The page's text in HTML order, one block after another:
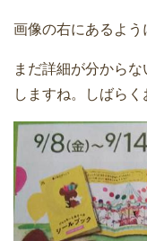
画像の右にあるよう
まだ詳細が分から
しますね。しばらく